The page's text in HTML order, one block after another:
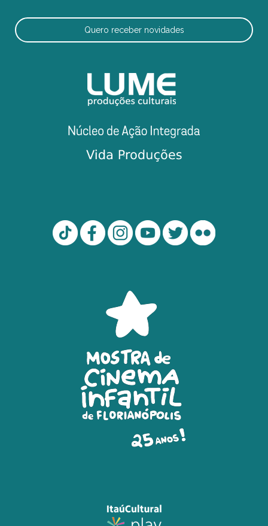
Quero receber novidades